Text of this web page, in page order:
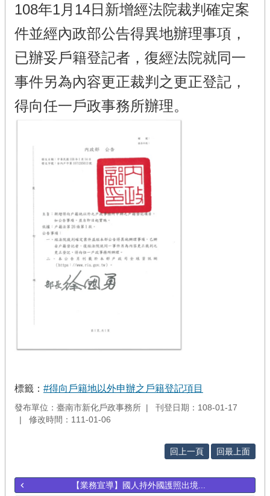
108年1月14日新增經法院裁判確定案
件並經內政部公告得異地辦理事項，
已辦妥戶籍登記者，復經法院就同一
事件另為內容更正裁判之更正登記，
得向任一戶政事務所辦理。
標籤： #得向戶籍地以外申辦之戶籍登記項目
發布單位：臺南市新化戶政事務所
刊登日期：108-01-17
修改時間：111-01-06
回上一頁 回最上面
【業務宣導】國人持外國護照出境...